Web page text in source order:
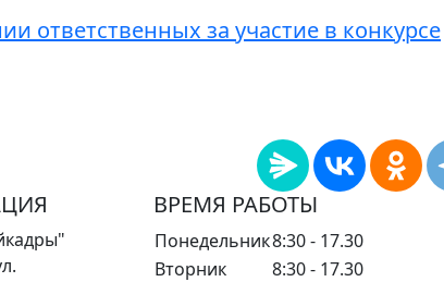
ответственных за участие в конкурсе
ВРЕМЯ РАБОТЫ
Понедельник8:30 - 17.30
Вторник
8:30 - 17.30